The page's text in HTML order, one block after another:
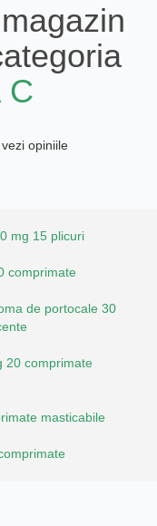
C
opiniile
mg 15 plicuri
comprimate
de portocale 30
20 comprimate
masticabile